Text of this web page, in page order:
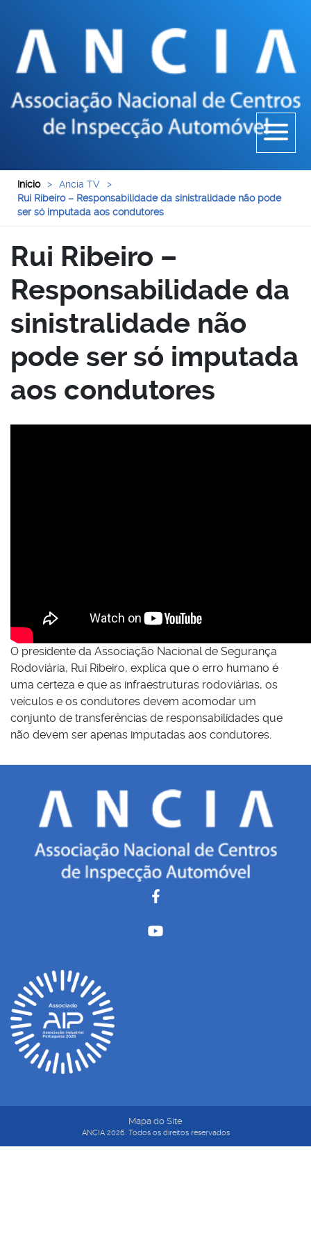
Início > Ancia TV
>
Rui Ribeiro – Responsabilidade da sinistralidade não pode
ser só imputada aos condutores
Rui Ribeiro –
Responsabilidade da
sinistralidade não
pode ser só imputada
aos condutores
O presidente da Associação Nacional de Segurança
Rodoviária, Rui Ribeiro, explica que o erro humano é
uma certeza e que as infraestruturas rodoviárias, os
veículos e os condutores devem acomodar um
conjunto de transferências de responsabilidades que
não devem ser apenas imputadas aos condutores.
Mapa do Site
ANCIA 2026. Todos os direitos reservados